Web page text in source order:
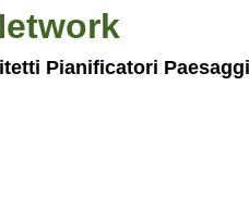
Pianificatori